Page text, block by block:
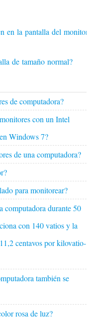
en la pantalla del
de tamaño normal?
de computadora?
con un Intel
Windows 7?
de una computadora?
para monitorear?
computadora durante 50
con 140 vatios y la
centavos por kilovatio-
también se
rosa de luz?